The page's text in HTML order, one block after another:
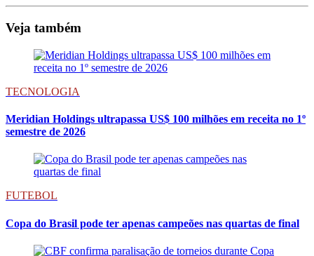
Veja também
TECNOLOGIA
Meridian Holdings ultrapassa US$ 100 milhões em receita no 1º
semestre de 2026
FUTEBOL
Copa do Brasil pode ter apenas campeões nas quartas de final